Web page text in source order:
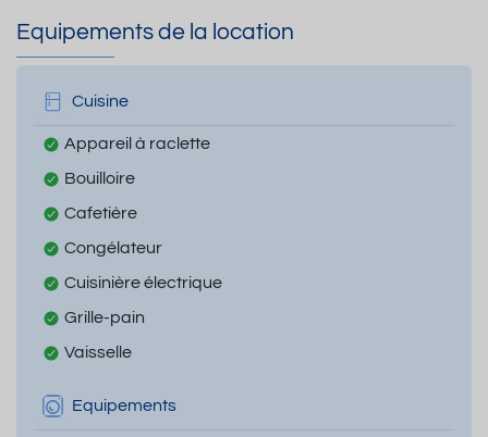
Equipements de la location
Cuisine
Appareil à raclette
Bouilloire
Cafetière
Congélateur
Cuisinière électrique
Grille-pain
Vaisselle
Equipements